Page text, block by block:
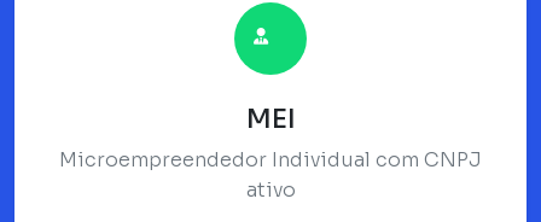
MEI
Microempreendedor Individual com CNPJ
ativo